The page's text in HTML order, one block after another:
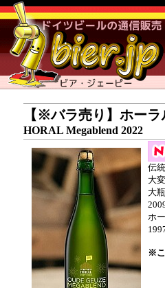
【※バラ売り】ホー
HORAL Megablend 2022
伝
大
大
ホ
※こ